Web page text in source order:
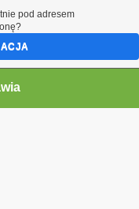
pod adresem